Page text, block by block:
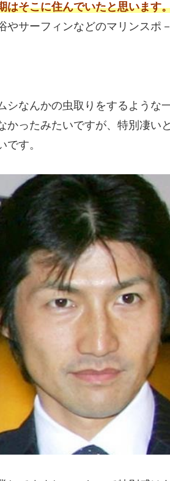
はそこに住んでいたと思います
やサーフィンなどのマリンスポ
シなんかの虫取りをするような
かったみたいですが、特別凄い
す。